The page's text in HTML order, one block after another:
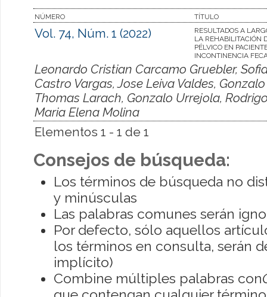
NÚMERO TÍTULO
Vol. 74, Núm. 1 (2022)
RESULTADOS A
LA REHABILITACIÓN
PÉLVICO EN
INCONTINENCIA
Leonardo Cristian Carcamo Gruebler,
Castro Vargas, Jose Leiva Valdes,
Thomas Larach, Gonzalo Urrejola,
Maria Elena Molina
Elementos 1 - 1 de 1
Consejos de búsqueda:
Los términos de búsqueda no
y minúsculas
Las palabras comunes serán
Por defecto, sólo aquellos
los términos en consulta, serán
implícito)
Combine múltiples palabras con